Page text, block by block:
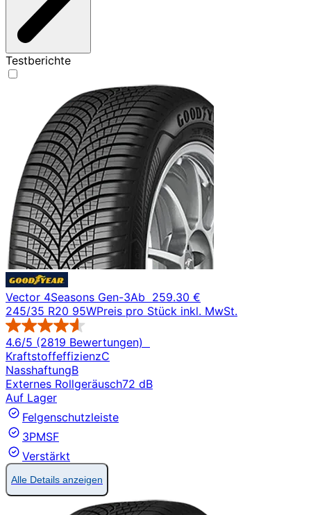
Testberichte
Vector 4Seasons Gen-3Ab 259.30 €
245/35 R20 95WPreis pro Stück inkl. MwSt.
4.6/5 (2819 Bewertungen)
KraftstoffeffizienzC
NasshaftungB
Externes Rollgeräusch72 dB
Auf Lager
Felgenschutzleiste
3PMSF
Verstärkt
Alle Details anzeigen